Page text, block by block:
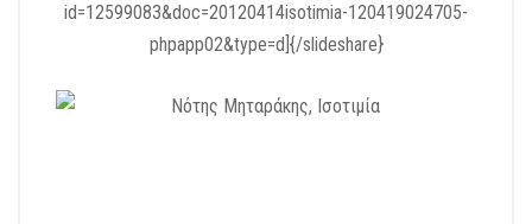
id=12599083&doc=20120414isotimia-120419024705-
phpapp02&type=d]{/slideshare}